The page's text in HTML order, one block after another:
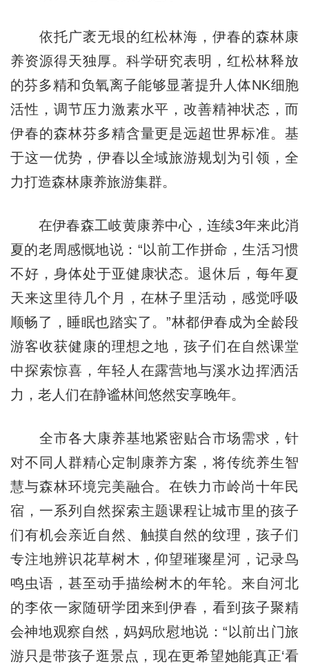
依托广袤无垠的红松林海，伊春的森林康
养资源得天独厚。科学研究表明，红松林释放
的芬多精和负氧离子能够显著提升人体NK细胞
活性，调节压力激素水平，改善精神状态，而
伊春的森林芬多精含量更是远超世界标准。基
于这一优势，伊春以全域旅游规划为引领，全
力打造森林康养旅游集群。
在伊春森工岐黄康养中心，连续3年来此消
夏的老周感慨地说：“以前工作拼命，生活习惯
不好，身体处于亚健康状态。退休后，每年夏
天来这里待几个月，在林子里活动，感觉呼吸
顺畅了，睡眠也踏实了。”林都伊春成为全龄段
游客收获健康的理想之地，孩子们在自然课堂
中探索惊喜，年轻人在露营地与溪水边挥洒活
力，老人们在静谧林间悠然安享晚年。
全市各大康养基地紧密贴合市场需求，针
对不同人群精心定制康养方案，将传统养生智
慧与森林环境完美融合。在铁力市岭尚十年民
宿，一系列自然探索主题课程让城市里的孩子
们有机会亲近自然、触摸自然的纹理，孩子们
专注地辨识花草树木，仰望璀璨星河，记录鸟
鸣虫语，甚至动手描绘树木的年轮。来自河北
的李依一家随研学团来到伊春，看到孩子聚精
会神地观察自然，妈妈欣慰地说：“以前出门旅
游只是带孩子逛景点，现在更希望她能真正‘看